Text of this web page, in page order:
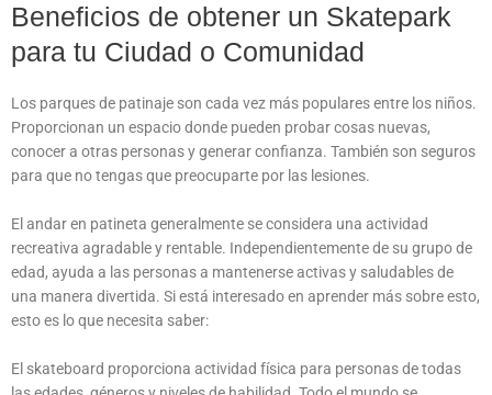
Beneficios de obtener un Skatepark
para tu Ciudad o Comunidad
Los parques de patinaje son cada vez más populares entre los niños.
Proporcionan un espacio donde pueden probar cosas nuevas,
conocer a otras personas y generar confianza. También son seguros
para que no tengas que preocuparte por las lesiones.
El andar en patineta generalmente se considera una actividad
recreativa agradable y rentable. Independientemente de su grupo de
edad, ayuda a las personas a mantenerse activas y saludables de
una manera divertida. Si está interesado en aprender más sobre esto,
esto es lo que necesita saber:
El skateboard proporciona actividad física para personas de todas